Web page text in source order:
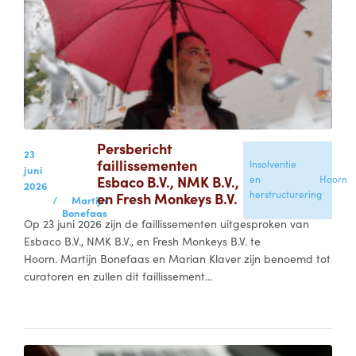
23
juni
2026
/
Martijn
Bonefaas
Persbericht
faillissementen
Esbaco B.V., NMK B.V.,
en Fresh Monkeys B.V.
Insolventie
en
herstructurering
Hoorn
Op 23 juni 2026 zijn de faillissementen uitgesproken van
Esbaco B.V., NMK B.V., en Fresh Monkeys B.V. te
Hoorn. Martijn Bonefaas en Marian Klaver zijn benoemd tot
curatoren en zullen dit faillissement...